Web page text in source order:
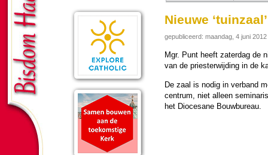
Nieuwe
gepubliceerd: maandag, 4 juni 2012
Mgr. Punt heeft zater­dag de
van de pries­ter­wij­ding in de
De zaal is nodig in ver­band
cen­trum, niet alleen
het Dio­ce­sane Bouw­bu­reau.